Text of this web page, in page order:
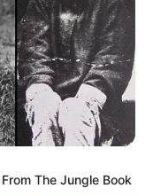
The Jungle Book